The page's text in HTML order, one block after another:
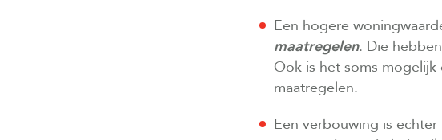
Een hogere
maatregelen. Die
Ook is het soms
maatregelen.
Een verbouwing is